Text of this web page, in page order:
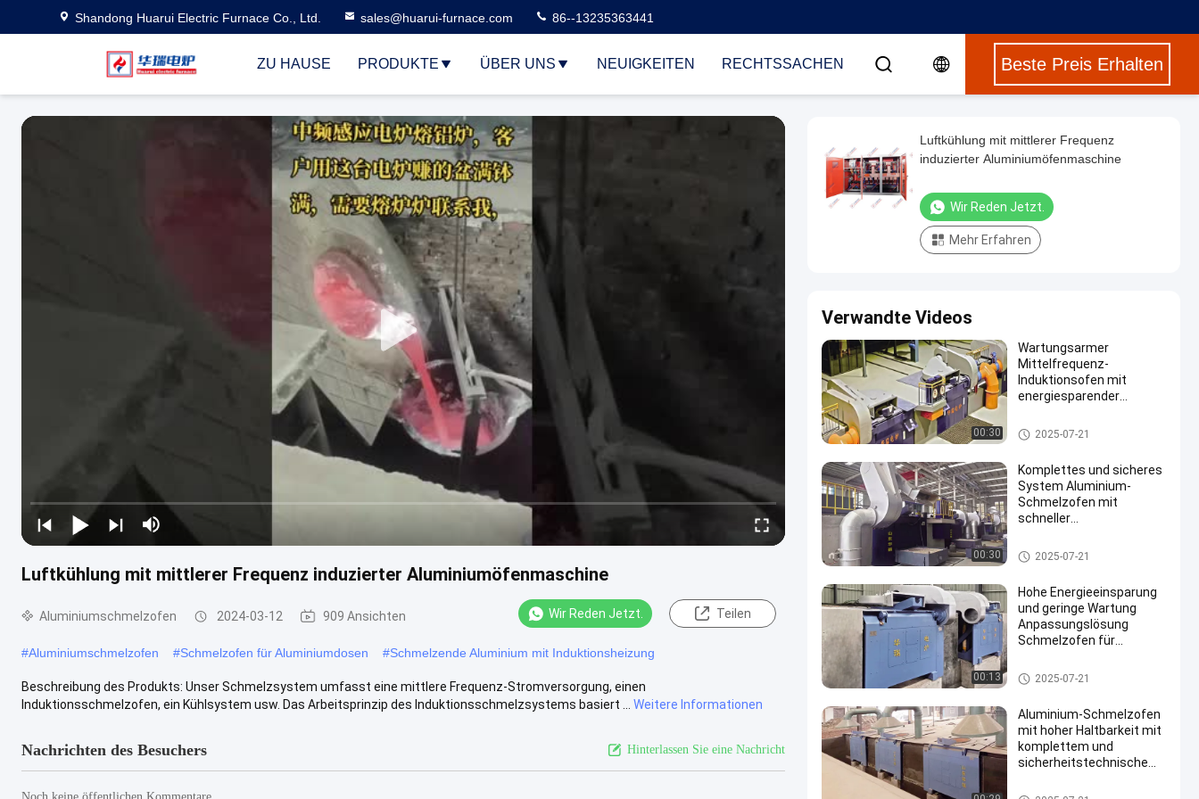
Shandong Huarui Electric Furnace Co., Ltd. sales@huarui-furnace.com 86--13235363441
ZU HAUSE PRODUKTE ÜBER UNS NEUIGKEITEN RECHTSSACHEN Beste Preis Erhalten
Luftkühlung mit mittlerer Frequenz induzierter Aluminiumöfenmaschine
Aluminiumschmelzofen 2024-03-12 909 Ansichten Wir Reden Jetzt. Teilen
#Aluminiumschmelzofen #Schmelzofen für Aluminiumdosen #Schmelzende Aluminium mit Induktionsheizung
Beschreibung des Produkts: Unser Schmelzsystem umfasst eine mittlere Frequenz-Stromversorgung, einen
Induktionsschmelzofen, ein Kühlsystem usw. Das Arbeitsprinzip des Induktionsschmelzsystems basiert ...
Weitere Informationen
Nachrichten des Besuchers Hinterlassen Sie eine Nachricht
Noch keine öffentlichen Kommentare
Luftkühlung mit mittlerer Frequenz
induzierter Aluminiumöfenmaschine
Wir Reden Jetzt.
Mehr Erfahren
Verwandte Videos
00:30
Wartungsarmer
Mittelfrequenz-
Induktionsofen mit
energiesparender
Aluminiumschmelzofen
2025-07-21
00:30
Komplettes und sicheres
System Aluminium-
Schmelzofen mit
schneller
und hoher Haltbarkeit
Aluminiumschmelzofen
2025-07-21
00:13
Hohe Energieeinsparung
und geringe Wartung
Anpassungslösung
Schmelzofen für
Aluminiumschmelzofen
2025-07-21
Aluminium-Schmelzofen
mit hoher Haltbarkeit mit
komplettem und
sicherheitstechnischem
Aluminiumschmelzofen